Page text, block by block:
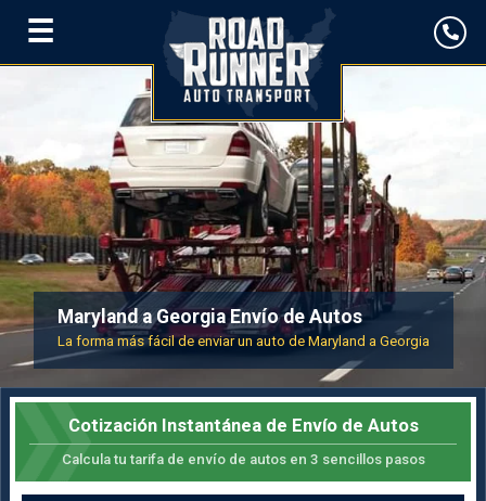
☰
Maryland a Georgia Envío de Autos
La forma más fácil de enviar un auto de Maryland a Georgia
Cotización Instantánea de Envío de Autos
Calcula tu tarifa de envío de autos en 3 sencillos pasos